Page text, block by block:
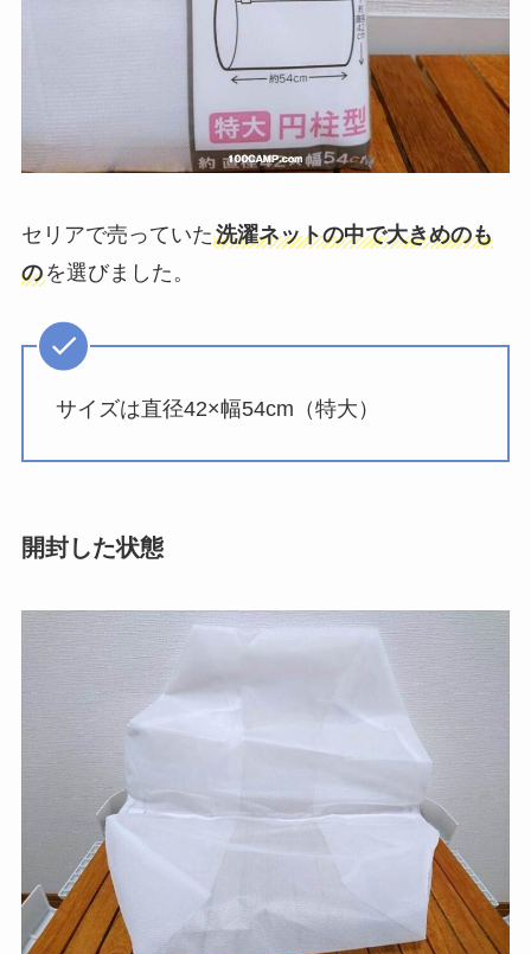
セリアで売っていた洗濯ネットの中で大きめのも
のを選びました。
サイズは直径42×幅54cm（特大）
開封した状態